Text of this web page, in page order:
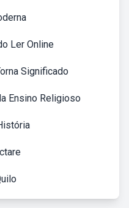
Ler Online
Significado
Ensino Religioso